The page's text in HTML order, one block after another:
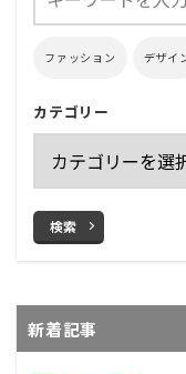
ファッション デザイ
カテゴリー
検索
新着記事